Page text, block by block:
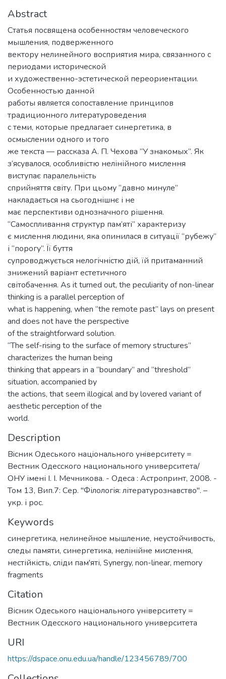
Abstract
Статья посвящена особенностям человеческого
мышления, подверженного
вектору нелинейного восприятия мира, связанного с
периодами исторической
и художественно-эстетической переориентации.
Особенностью данной
работы является сопоставление принципов
традиционного литературоведения
с теми, которые предлагает синергетика, в
осмыслении одного и того
же текста — рассказа А. П. Чехова “У знакомых”. Як
з’ясувалося, особливістю нелінійного мислення
виступає паралельність
сприйняття світу. При цьому “давно минуле”
накладається на сьогоднішнє і не
має перспективи однозначного рішення.
“Самоспливання структур пам’яті” характеризу
є мислення людини, яка опинилася в ситуації “рубежу”
і “порогу”. Її буття
супроводжується нелогічністю дій, їй притаманний
знижений варіант естетичного
світобачення. As it turned out, the peculiarity of non-linear
thinking is a parallel perception of
what is happening, when “the remote past” lays on present
and does not have the perspective
of the straightforward solution.
“The self-rising to the surface of memory structures”
characterizes the human being
thinking that appears in a “boundary” and “threshold”
situation, accompanied by
the actions, that seem illogical and by lovered variant of
aesthetic perception of the
world.
Description
Вiсник Одеського нацiонального унiверситету =
Вестник Одесского национального университета/
ОНУ імені І. І. Мечникова. - Одеса : Астропринт, 2008. -
Том 13, Вип.7: Сер. "Філологія: літературознавство". –
укр. і рос.
Keywords
синергетика, нелинейное мышление, неустойчивость,
следы памяти, синергетика, нелінійне мислення,
нестійкість, сліди пам'яті, Synergy, non-linear, memory
fragments
Citation
Вісник Одеського національного університету =
Вестник Одесского национального университета
URI
https://dspace.onu.edu.ua/handle/123456789/700